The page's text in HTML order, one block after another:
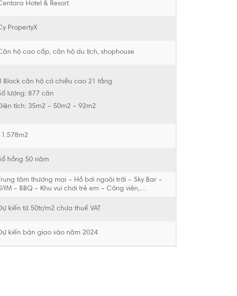
Hotel & Resort
PropertyX
hộ cao cấp, căn hộ du lịch, shophouse
Block căn hộ có chiều cao 21 tầng
lượng: 877 căn
tích: 35m2 – 50m2 – 92m2
hồng 50 năm
tâm thương mại – Hồ bơi ngoài trời – Sky Bar –
– BBQ – Khu vui chơi trẻ em – Công viên,…
kiến từ 50tr/m2 chưa thuế VAT
kiến bàn giao vào năm 2024